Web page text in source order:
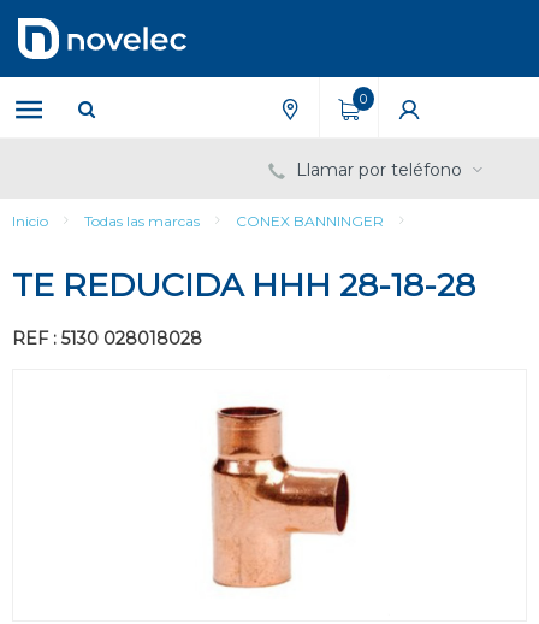
contenido
menú
de
navegación
0
Llamar por teléfono
Inicio Todas las marcas CONEX BANNINGER
TE REDUCIDA HHH 28-18-28
REF : 5130 028018028